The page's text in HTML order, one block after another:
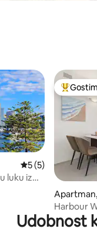
Prosečna ocena 5
5 (5)
luku iz
Harbour
Udobnost